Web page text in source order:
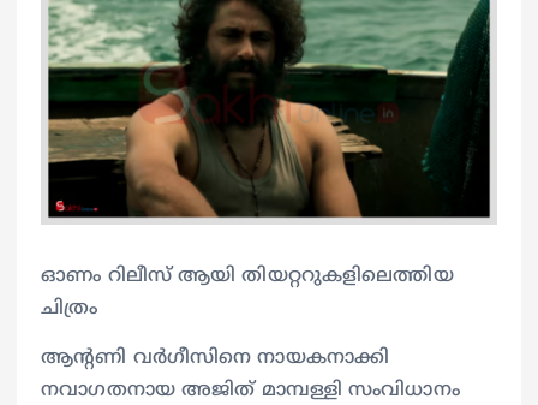
ഓണം റിലീസ് ആയി തിയറ്ററുകളിലെത്തിയ
ചിത്രം
ആന്റണി വർഗീസിനെ നായകനാക്കി
നവാഗതനായ അജിത് മാമ്പള്ളി സംവിധാനം